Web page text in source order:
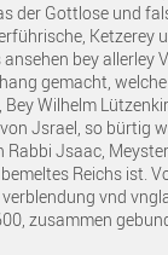
der Gottlose und
Ketzerey
bey allerley
gemacht,
Wilhelm
Jsrael, so bürtig
Jsaac,
Reichs ist.
vnd
zusammen